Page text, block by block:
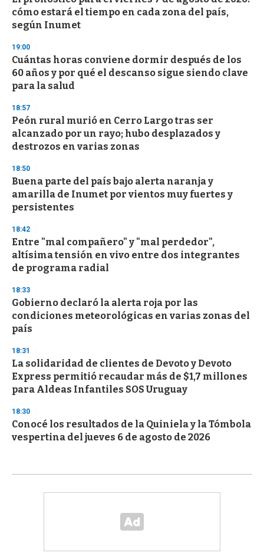
o
f
3
s
e
c
o
n
d
s
cómo estará el tiempo en cada zona del país,
según Inumet
19:00
Cuántas horas conviene dormir después de los
60 años y por qué el descanso sigue siendo clave
para la salud
18:57
Peón rural murió en Cerro Largo tras ser
alcanzado por un rayo; hubo desplazados y
destrozos en varias zonas
18:50
Buena parte del país bajo alerta naranja y
amarilla de Inumet por vientos muy fuertes y
persistentes
18:42
Entre "mal compañero" y "mal perdedor",
altísima tensión en vivo entre dos integrantes
de programa radial
18:33
Gobierno declaró la alerta roja por las
condiciones meteorológicas en varias zonas del
país
18:31
La solidaridad de clientes de Devoto y Devoto
Express permitió recaudar más de $1,7 millones
para Aldeas Infantiles SOS Uruguay
18:30
Conocé los resultados de la Quiniela y la Tómbola
vespertina del jueves 6 de agosto de 2026